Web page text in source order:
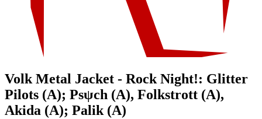
Volk Metal Jacket - Rock Night!: Glitter
Pilots (A); Psψch (A), Folkstrott (A),
Akida (A); Palik (A)